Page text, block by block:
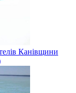
Канівщини